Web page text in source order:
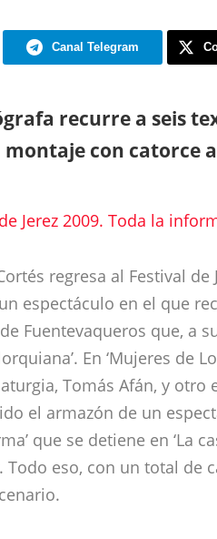
Canal Telegram
recurre a seis
con catorce
Jerez 2009. Toda la
regresa al Festival
espectáculo en el que
Fuentevaqueros que, a
En ‘Mujeres de
Tomás Afán, y otro
el armazón de un
que se detiene en ‘La
Todo eso, con un total